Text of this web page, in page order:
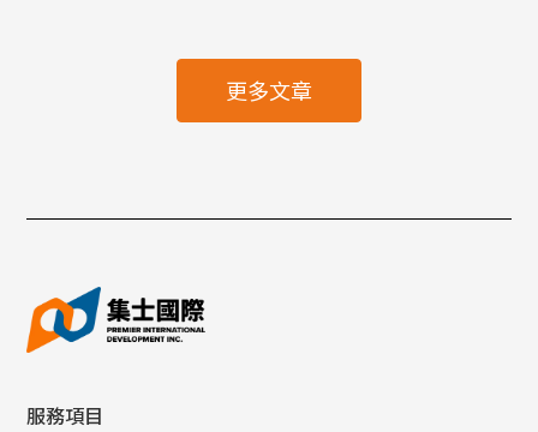
更多文章
服務項目